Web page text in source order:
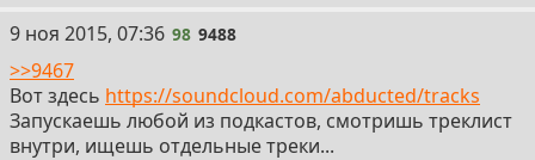
98
9 ноя 2015, 07:36 98 9488
>>9467
Вот здесь https://soundcloud.com/abducted/tracks
Запускаешь любой из подкастов, смотришь треклист
внутри, ищешь отдельные треки...